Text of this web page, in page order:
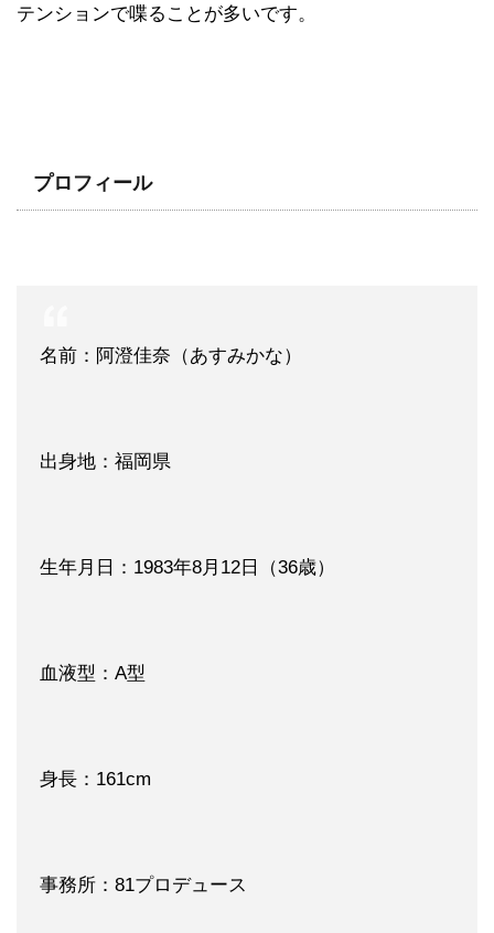
テンションで喋ることが多いです。
プロフィール
名前：阿澄佳奈（あすみかな）
出身地：福岡県
生年月日：1983年8月12日（36歳）
血液型：A型
身長：161cm
事務所：81プロデュース